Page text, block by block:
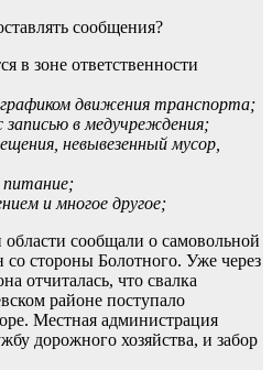
сообщения?
в зоне ответственности
движения транспорта;
в медучреждения;
невывезенный мусор,
питание;
и многое другое;
сообщали о самовольной
со стороны Болотного. Уже через
отчиталась, что свалка
районе поступало
Местная администрация
дорожного хозяйства, и забор